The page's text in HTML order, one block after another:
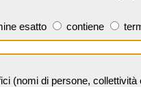
esatto contiene
(nomi di persone,